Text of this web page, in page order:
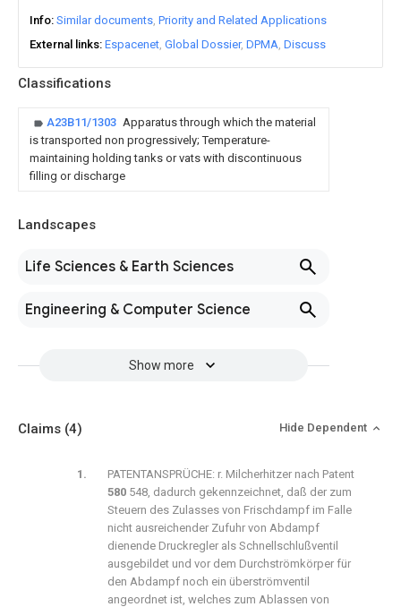
Classifications
A23B11/1303 Apparatus through which the material
is transported non progressively; Temperature-
maintaining holding tanks or vats with discontinuous
filling or discharge
Landscapes
Life Sciences & Earth Sciences
Engineering & Computer Science
Show more
Info Similar documents Priority and Related Applications
External links Espacenet Global Dossier DPMA Discuss
Claims (4) Hide Dependent
PATENTANSPRÜCHE: r. Milcherhitzer nach Patent
580 548, dadurch gekennzeichnet, daß der zum
Steuern des Zulasses von Frischdampf im Falle
nicht ausreichender Zufuhr von Abdampf
dienende Druckregler als Schnellschlußventil
ausgebildet und vor dem Durchströmkörper für
den Abdampf noch ein überströmventil
angeordnet ist, welches zum Ablassen von